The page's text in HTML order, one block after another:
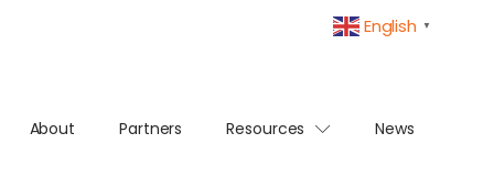
English ▼
About Partners Resources News